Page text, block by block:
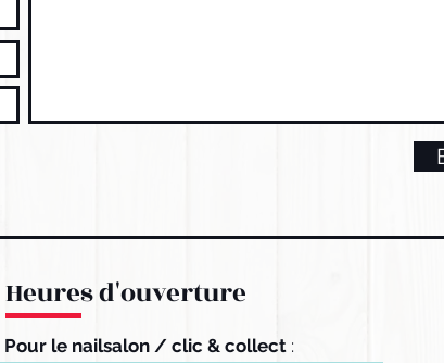
Heures d'ouverture
Pour le nailsalon / clic & collect :